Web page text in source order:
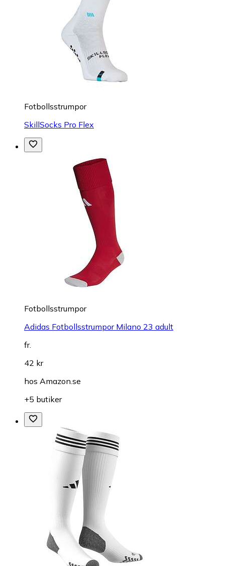
Fotbollsstrumpor
SkillSocks Pro Flex
Fotbollsstrumpor
Adidas Fotbollsstrumpor Milano 23 adult
fr.
42 kr
hos Amazon.se
+5 butiker